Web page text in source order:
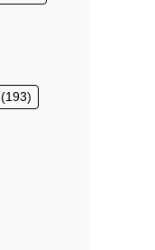
(193)